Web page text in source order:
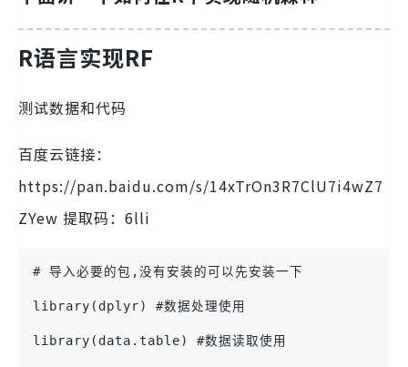
R语言实现RF
测试数据和代码
百度云链接：
https://pan.baidu.com/s/14xTrOn3R7ClU7i4wZ7
ZYew 提取码：6lli
# 导入必要的包,没有安装的可以先安装一下
library(dplyr) #数据处理使用
library(data.table) #数据读取使用